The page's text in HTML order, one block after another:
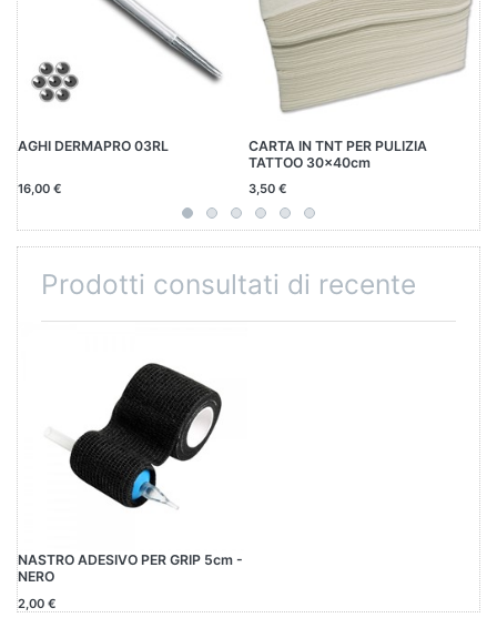
AGHI DERMAPRO 03RL
16,00 €
CARTA IN TNT PER PULIZIA
TATTOO 30x40cm
3,50 €
Prodotti consultati di recente
NASTRO ADESIVO PER GRIP 5cm -
NERO
2,00 €